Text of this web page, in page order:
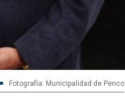
Fotografía: Municipalidad de Penco